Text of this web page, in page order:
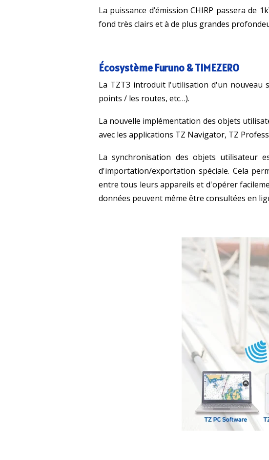
La puissance d’émission CHIRP passera de
fond très clairs et à de plus grandes
Écosystème Furuno & TIMEZERO
La TZT3 introduit l'utilisation d'un nouveau
points / les routes, etc…).
La nouvelle implémentation des objets
avec les applications TZ Navigator, TZ
La synchronisation des objets utilisateur
d'importation/exportation spéciale. Cela
entre tous leurs appareils et d'opérer
données peuvent même être consultées en